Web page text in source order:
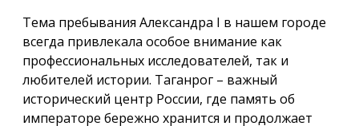
Тема пребывания Александра I в нашем городе
всегда привлекала особое внимание как
профессиональных исследователей, так и
любителей истории. Таганрог – важный
исторический центр России, где память об
императоре бережно хранится и продолжает